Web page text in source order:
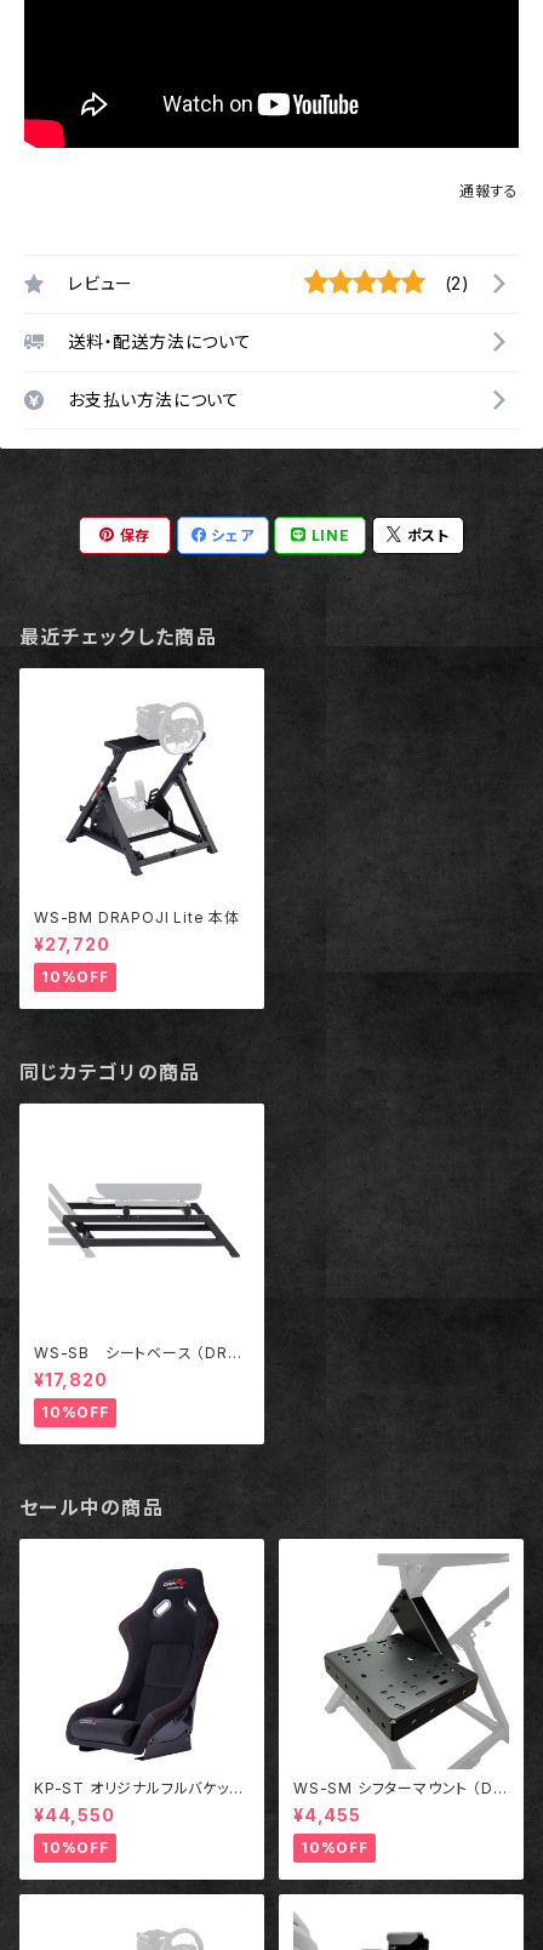
通報する
レビュー (2)
送料・配送方法について
お支払い方法について
保存 シェア LINE ポスト
最近チェックした商品
WS-BM DRAPOJI Lite 本体
¥27,720
10%OFF
同じカテゴリの商品
WS-SB シートベース （DRAP
OJI Lite専用オプション）
¥17,820
10%OFF
セール中の商品
KP-ST オリジナルフルバケット
シート
¥44,550
10%OFF
WS-SM シフターマウント （DR
APOJI Lite専用オプション）
¥4,455
10%OFF